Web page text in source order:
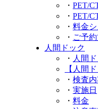
・ PET/
・ PET/
・ 料金
・ ご予
人間ドック
・ 人間
【人間
・ 検査
・ 実施日
・ 料金